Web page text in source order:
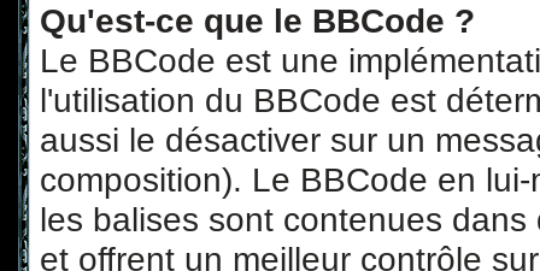
Qu'est-ce que le BBCode ?
Le BBCode est une
l'utilisation du BBCode est
aussi le désactiver sur un
composition). Le BBCode en
les balises sont contenues
et offrent un meilleur contrôle